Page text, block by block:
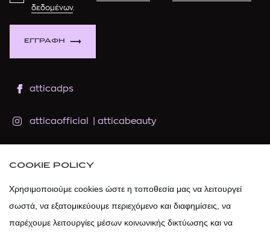
ΕΓΓΡΑΦΗ
δεδομένων.
atticadps
atticaofficial atticabeauty
atticadps
COOKIE POLICY
Χρησιμοποιούμε cookies ώστε η τοποθεσία μας να λειτουργεί
σωστά, να εξατομικεύουμε περιεχόμενο και διαφημίσεις, να
παρέχουμε λειτουργίες μέσων κοινωνικής δικτύωσης και να